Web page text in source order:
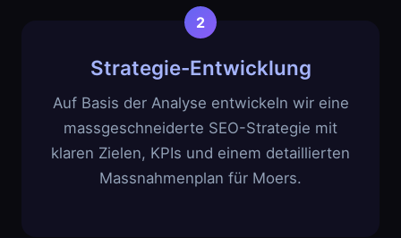
Strategie-Entwicklung
Auf Basis der Analyse entwickeln wir eine
massgeschneiderte SEO-Strategie mit
klaren Zielen, KPIs und einem detaillierten
Massnahmenplan für Moers.